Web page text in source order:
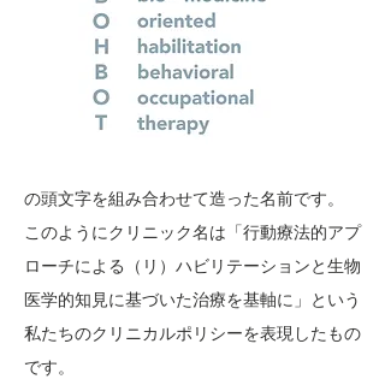
の頭文字を組み合わせて造った名前です。
このようにクリニック名は「行動療法的アプ
ローチによる（リ）ハビリテーションと生物
医学的知見に基づいた治療を基軸に」という
私たちのクリニカルポリシーを表現したもの
です。